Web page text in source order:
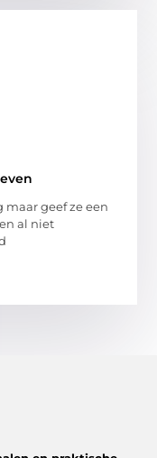
maar geef ze een
al niet